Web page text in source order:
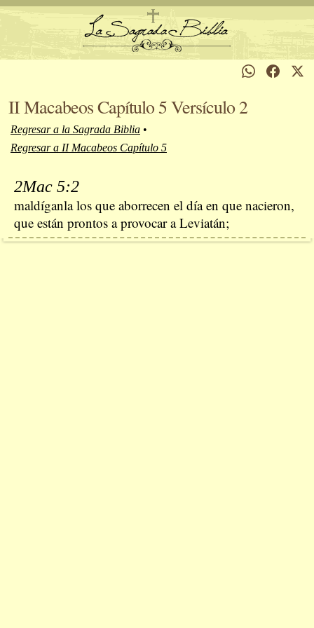
II Macabeos Capítulo 5 Versículo 2
Regresar a la Sagrada Biblia •
Regresar a II Macabeos Capítulo 5
2Mac 5:2
maldíganla los que aborrecen el día en que nacieron,
que están prontos a provocar a Leviatán;